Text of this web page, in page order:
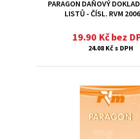
PARAGON DAŇOVÝ
LISTŮ - ČÍSL. RVM
19.90 Kč bez
24.08 Kč s DPH